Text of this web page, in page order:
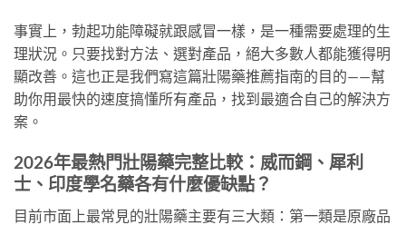
事實上，勃起功能障礙就跟感冒一樣，是一種需要處理的生
理狀況。只要找對方法、選對產品，絕大多數人都能獲得明
顯改善。這也正是我們寫這篇壯陽藥推薦指南的目的——幫
助你用最快的速度搞懂所有產品，找到最適合自己的解決方
案。
2026年最熱門壯陽藥完整比較：威而鋼、犀利
士、印度學名藥各有什麼優缺點？
目前市面上最常見的壯陽藥主要有三大類：第一類是原廠品